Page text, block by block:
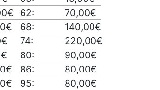
62:
70,00€
68:
140,00€
74:
220,00€
80:
90,00€
86:
80,00€
95:
80,00€